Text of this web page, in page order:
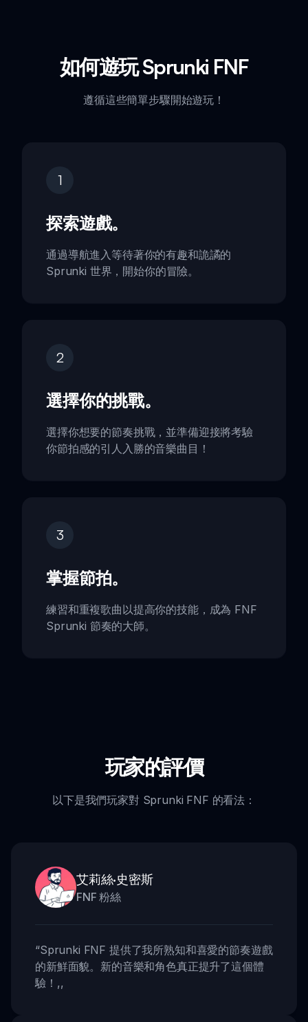
如何遊玩 Sprunki FNF
遵循這些簡單步驟開始遊玩！
1
探索遊戲。
通過導航進入等待著你的有趣和詭譎的
Sprunki 世界，開始你的冒險。
2
選擇你的挑戰。
選擇你想要的節奏挑戰，並準備迎接將考驗
你節拍感的引人入勝的音樂曲目！
3
掌握節拍。
練習和重複歌曲以提高你的技能，成為 FNF
Sprunki 節奏的大師。
玩家的評價
以下是我們玩家對 Sprunki FNF 的看法：
艾莉絲·史密斯
FNF 粉絲
“Sprunki FNF 提供了我所熟知和喜愛的節奏遊戲
的新鮮面貌。新的音樂和角色真正提升了這個體
驗！ ,,